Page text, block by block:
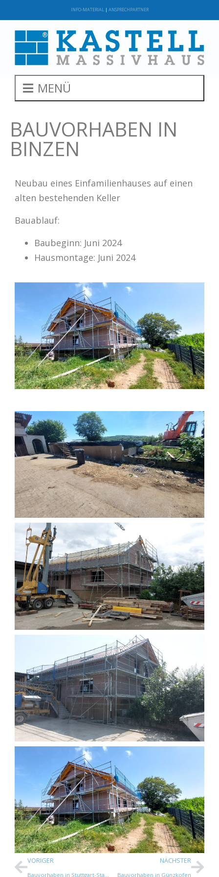
INFO-MATERIAL| ANSPRECHPARTNER
MENÜ
BAUVORHABEN IN
BINZEN
Neubau eines Einfamilienhauses auf einen
alten bestehenden Keller
Bauablauf:
Baubeginn: Juni 2024
Hausmontage: Juni 2024
VORIGER
Bauvorhaben in Stuttgart-Stammheim
NÄCHSTER
Bauvorhaben in Günzkofen